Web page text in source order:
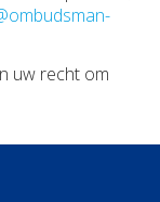
uw recht om